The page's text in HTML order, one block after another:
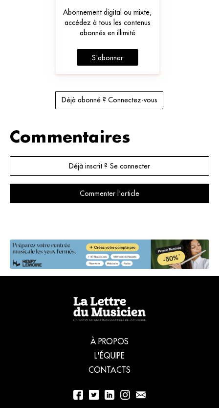
Abonnement digital ou mixte,
accédez à tous les contenus
abonnés en illimité
S'abonner
Déjà abonné ? Connectez-vous
Commentaires
Déjà inscrit ? Se connecter
Commenter l'article
À PROPOS
L'ÉQUIPE
CONTACTS